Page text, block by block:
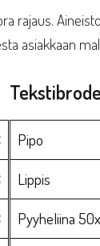
rajaus.
asiakkaan
Pipo
Lippis
Pyyheliina